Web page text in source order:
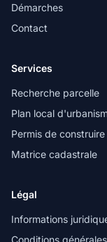
Démarches
Contact
Services
Recherche parcelle
Plan local
Permis de construire
Matrice cadastrale
Légal
Informations
Conditions générales